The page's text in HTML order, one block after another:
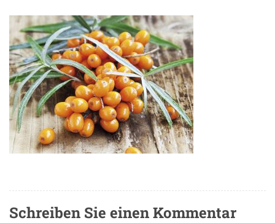
Schreiben Sie einen Kommentar